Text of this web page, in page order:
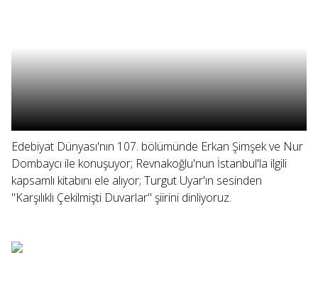
Edebiyat Dünyası'nın 107. bölümünde Erkan Şimşek ve Nur
Dombaycı ile konuşuyor; Revnakoğlu'nun İstanbul'la ilgili
kapsamlı kitabını ele alıyor; Turgut Uyar'ın sesinden
"Karşılıklı Çekilmişti Duvarlar" şiirini dinliyoruz.